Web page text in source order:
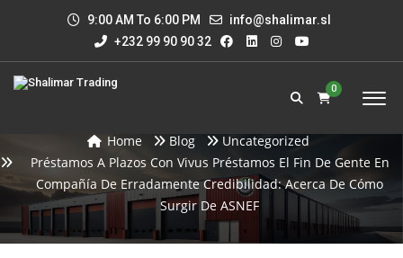
9:00 AM To 6:00 PM
info@shalimar.sl
+232 99 90 90 32
0
PRÉSTAMOS EL FIN DE GENTE EN
COMPAÑÍA DE ERRADAMENTE
CREDIBILIDAD: ACERCA DE CÓMO
SURGIR DE ASNEF
Home Blog
Uncategorized
Préstamos A Plazos Con Vivus Préstamos El Fin De Gente En
Compañía De Erradamente Credibilidad: Acerca De Cómo
Surgir De ASNEF